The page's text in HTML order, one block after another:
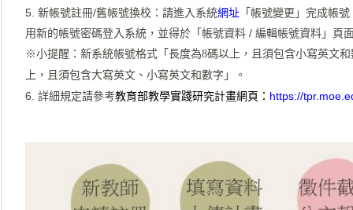
新帳號註冊/舊帳號換校：請進入系統網址 「帳號變更」完成帳
用新的帳號密碼登入系統，並得於「帳號資料 / 編輯帳號資料」頁
※小提醒：新系統帳號格式「長度為8碼以上，且須包含小寫英文
上，且須包含大寫英文、小寫英文和數字」。
詳細規定請參考教育部教學實踐研究計畫網頁 ： https://